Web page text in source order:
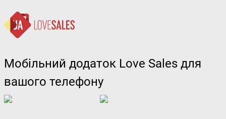
Мобільний додаток Love Sales для
вашого телефону